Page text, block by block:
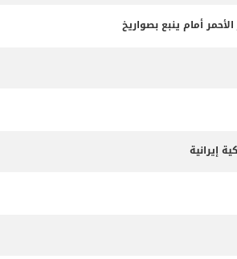
أمام ينبع بصواريخ
إيرانية